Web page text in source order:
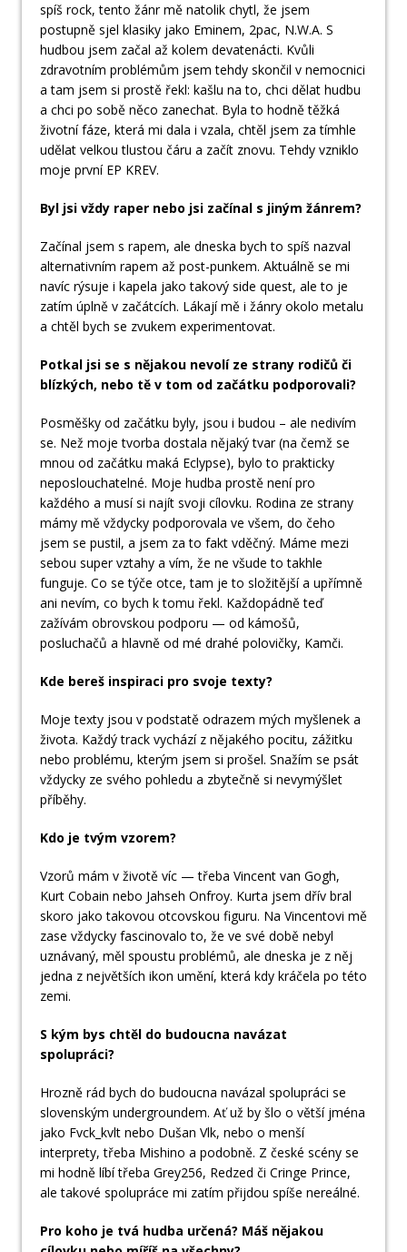
spíš rock, tento žánr mě natolik chytl, že jsem
postupně sjel klasiky jako Eminem, 2pac, N.W.A. S
hudbou jsem začal až kolem devatenácti. Kvůli
zdravotním problémům jsem tehdy skončil v nemocnici
a tam jsem si prostě řekl: kašlu na to, chci dělat hudbu
a chci po sobě něco zanechat. Byla to hodně těžká
životní fáze, která mi dala i vzala, chtěl jsem za tímhle
udělat velkou tlustou čáru a začít znovu. Tehdy vzniklo
moje první EP KREV.
Byl jsi vždy raper nebo jsi začínal s jiným žánrem?
Začínal jsem s rapem, ale dneska bych to spíš nazval
alternativním rapem až post-punkem. Aktuálně se mi
navíc rýsuje i kapela jako takový side quest, ale to je
zatím úplně v začátcích. Lákají mě i žánry okolo metalu
a chtěl bych se zvukem experimentovat.
Potkal jsi se s nějakou nevolí ze strany rodičů či
blízkých, nebo tě v tom od začátku podporovali?
Posměšky od začátku byly, jsou i budou – ale nedivím
se. Než moje tvorba dostala nějaký tvar (na čemž se
mnou od začátku maká Eclypse), bylo to prakticky
neposlouchatelné. Moje hudba prostě není pro
každého a musí si najít svoji cílovku. Rodina ze strany
mámy mě vždycky podporovala ve všem, do čeho
jsem se pustil, a jsem za to fakt vděčný. Máme mezi
sebou super vztahy a vím, že ne všude to takhle
funguje. Co se týče otce, tam je to složitější a upřímně
ani nevím, co bych k tomu řekl. Každopádně teď
zažívám obrovskou podporu — od kámošů,
posluchačů a hlavně od mé drahé polovičky, Kamči.
Kde bereš inspiraci pro svoje texty?
Moje texty jsou v podstatě odrazem mých myšlenek a
života. Každý track vychází z nějakého pocitu, zážitku
nebo problému, kterým jsem si prošel. Snažím se psát
vždycky ze svého pohledu a zbytečně si nevymýšlet
příběhy.
Kdo je tvým vzorem?
Vzorů mám v životě víc — třeba Vincent van Gogh,
Kurt Cobain nebo Jahseh Onfroy. Kurta jsem dřív bral
skoro jako takovou otcovskou figuru. Na Vincentovi mě
zase vždycky fascinovalo to, že ve své době nebyl
uznávaný, měl spoustu problémů, ale dneska je z něj
jedna z největších ikon umění, která kdy kráčela po této
zemi.
S kým bys chtěl do budoucna navázat
spolupráci?
Hrozně rád bych do budoucna navázal spolupráci se
slovenským undergroundem. Ať už by šlo o větší jména
jako Fvck_kvlt nebo Dušan Vlk, nebo o menší
interprety, třeba Mishino a podobně. Z české scény se
mi hodně líbí třeba Grey256, Redzed či Cringe Prince,
ale takové spolupráce mi zatím přijdou spíše nereálné.
Pro koho je tvá hudba určená? Máš nějakou